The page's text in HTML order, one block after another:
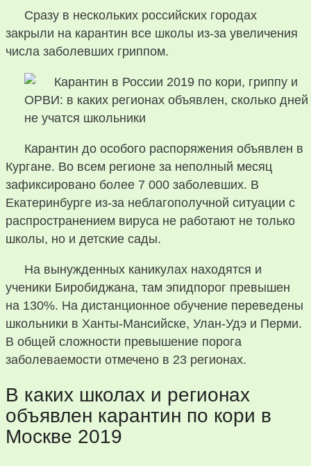
Сразу в нескольких российских городах
закрыли на карантин все школы из-за увеличения
числа заболевших гриппом.
Карантин до особого распоряжения объявлен в
Кургане. Во всем регионе за неполный месяц
зафиксировано более 7 000 заболевших. В
Екатеринбурге из-за неблагополучной ситуации с
распространением вируса не работают не только
школы, но и детские сады.
На вынужденных каникулах находятся и
ученики Биробиджана, там эпидпорог превышен
на 130%. На дистанционное обучение переведены
школьники в Ханты-Мансийске, Улан-Удэ и Перми.
В общей сложности превышение порога
заболеваемости отмечено в 23 регионах.
В каких школах и регионах
объявлен карантин по кори в
Москве 2019